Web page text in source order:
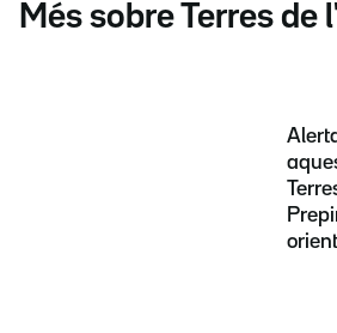
Més sobre Terres de